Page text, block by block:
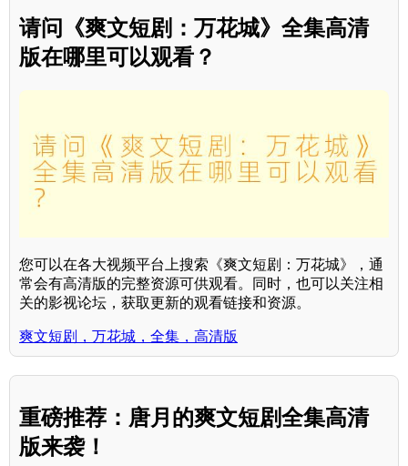
请问《爽文短剧：万花城》全集高清
版在哪里可以观看？
您可以在各大视频平台上搜索《爽文短剧：万花城》，通
常会有高清版的完整资源可供观看。同时，也可以关注相
关的影视论坛，获取更新的观看链接和资源。
爽文短剧，万花城，全集，高清版
重磅推荐：唐月的爽文短剧全集高清
版来袭！